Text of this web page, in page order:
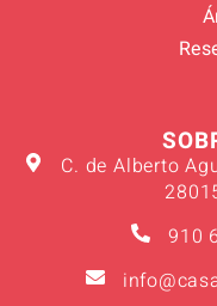
C. de Alberto
910